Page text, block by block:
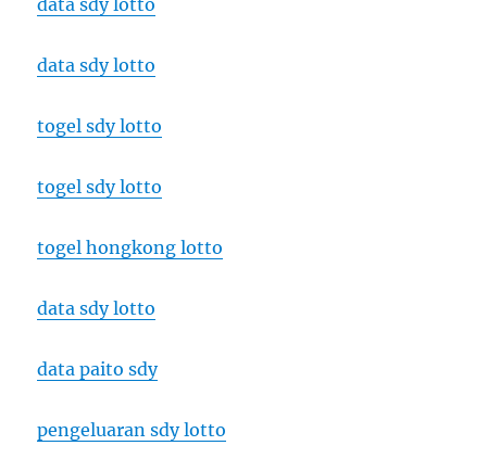
data sdy lotto
data sdy lotto
togel sdy lotto
togel sdy lotto
togel hongkong lotto
data sdy lotto
data paito sdy
pengeluaran sdy lotto